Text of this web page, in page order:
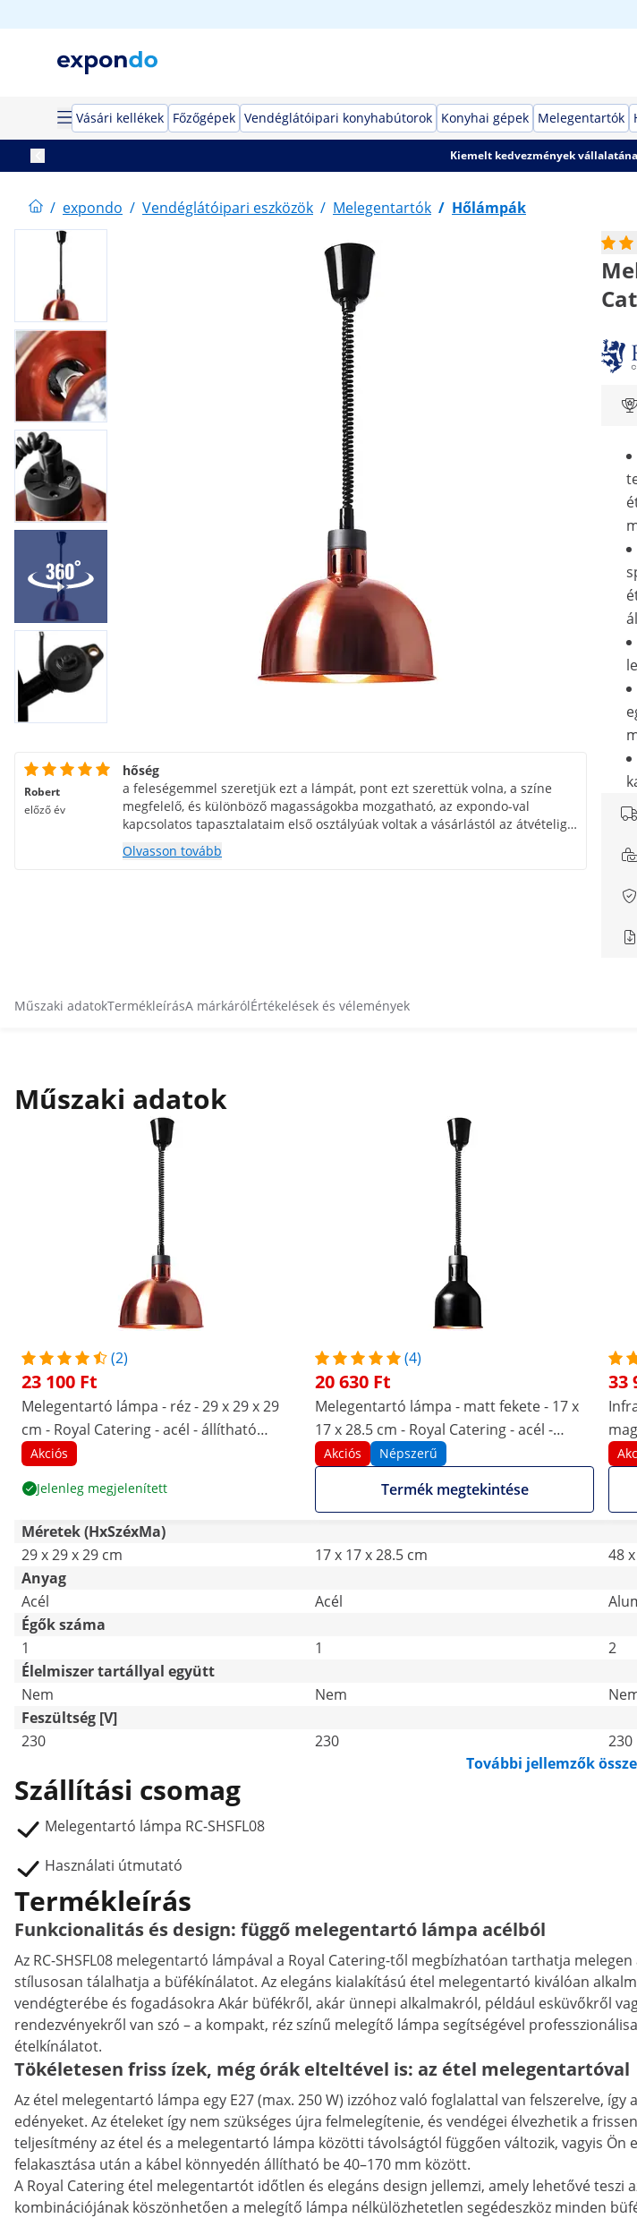
Vásári kellékek Főzőgépek Vendéglátóipari konyhabútorok Konyhai gépek Melegentartók
Kiemelt kedvezmények
/ expondo / Vendéglátóipari eszközök / Melegentartók / Hőlámpák
Robert
előző év
hőség
a feleségemmel szeretjük ezt a lámpát, pont ezt szerettük volna, a színe
megfelelő, és különböző magasságokba mozgatható, az expondo-val
kapcsolatos tapasztalataim első osztályúak voltak a vásárlástól az átvételig,
köszönöm szépen, észben tartom további termékekért.
Olvasson tovább
Műszaki adatokTermékleírásA márkárólÉrtékelések és vélemények
Műszaki adatok
(2)
23 100 Ft
Melegentartó lámpa - réz - 29 x 29 x 29
cm - Royal Catering - acél - állítható
magasságú
Akciós
Jelenleg megjelenített
(4)
20 630 Ft
Melegentartó lámpa - matt fekete - 17 x
17 x 28.5 cm - Royal Catering - acél -
állítható magasságú
Akciós Népszerű
Termék megtekintése
33
Méretek (HxSzéxMa)
29 x 29 x 29 cm
17 x 17 x 28.5 cm 48
Anyag
Acél
Acél
Égők száma
1
1 2
Élelmiszer tartállyal együtt
Nem
Nem
Feszültség [V]
230
230 230
További jellemzők
Szállítási csomag
Melegentartó lámpa RC-SHSFL08
Használati útmutató
Termékleírás
Funkcionalitás és design: függő melegentartó lámpa acélból
Az RC-SHSFL08 melegentartó lámpával a Royal Catering-től megbízhatóan tarthatja melegen
stílusosan tálalhatja a büfékínálatot. Az elegáns kialakítású étel melegentartó kiválóan
vendégterébe és fogadásokra Akár büfékről, akár ünnepi alkalmakról, például esküvőkről
rendezvényekről van szó – a kompakt, réz színű melegítő lámpa segítségével
ételkínálatot.
Tökéletesen friss ízek, még órák elteltével is: az étel melegentartóval
Az étel melegentartó lámpa egy E27 (max. 250 W) izzóhoz való foglalattal van felszerelve,
edényeket. Az ételeket így nem szükséges újra felmelegítenie, és vendégei élvezhetik a
teljesítmény az étel és a melegentartó lámpa közötti távolságtól függően változik, vagyis
felakasztása után a kábel könnyedén állítható be 40–170 mm között.
A Royal Catering étel melegentartót időtlen és elegáns design jellemzi, amely lehetővé teszi
kombinációjának köszönhetően a melegítő lámpa nélkülözhetetlen segédeszköz minden